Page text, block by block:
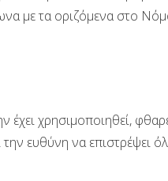
με τα οριζόμενα στο
χρησιμοποιηθεί,
την ευθύνη να επιστρέψει